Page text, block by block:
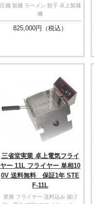
圧麺 製麺 ラーメン 餃子 卓上製麺
機
825,000円（税込）
三省堂実業 卓上電気フライ
ヤー 11L フライヤー 単相10
0V 送料無料 保証1年 STE
F-11L
業務 フライヤー 送料込み 揚げ